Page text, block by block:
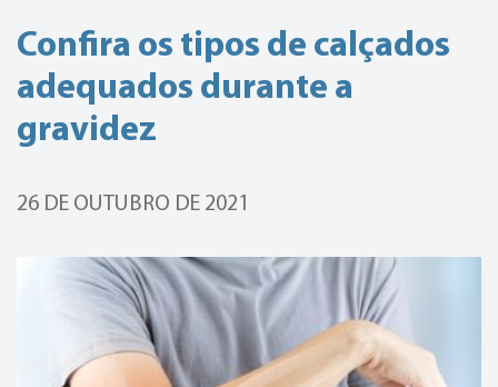
Confira os tipos de calçados
adequados durante a
gravidez
26 DE OUTUBRO DE 2021